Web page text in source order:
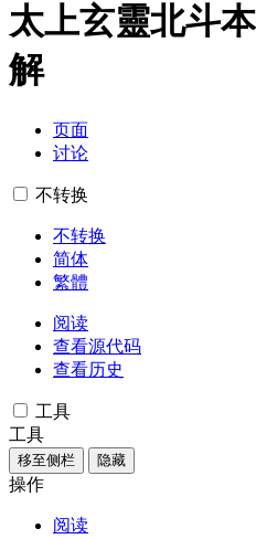
太上玄靈北斗
解
页面
讨论
不转换
不转换
简体
繁體
阅读
查看源代码
查看历史
工具
工具
移至侧栏 隐藏
操作
阅读